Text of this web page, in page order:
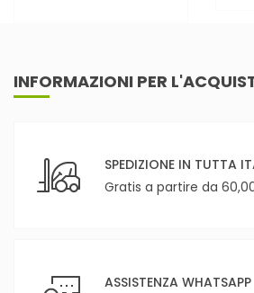
INFORMAZIONI PER
SPEDIZIONE IN TUTTA
Gratis a partire da
ASSISTENZA WHATSAPP